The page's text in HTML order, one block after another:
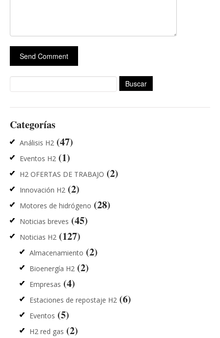
Categorías
Análisis H2 (47)
Eventos H2 (1)
H2 OFERTAS DE TRABAJO (2)
Innovación H2 (2)
Motores de hidrógeno (28)
Noticias breves (45)
Noticias H2 (127)
Almacenamiento (2)
Bioenergía H2 (2)
Empresas (4)
Estaciones de repostaje H2 (6)
Eventos (5)
H2 red gas (2)